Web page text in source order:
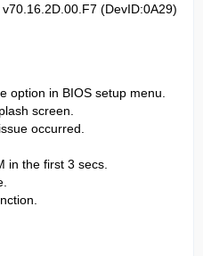
(DevID:0A29)
option in BIOS setup menu.
screen.
occurred.
in the first 3 secs.